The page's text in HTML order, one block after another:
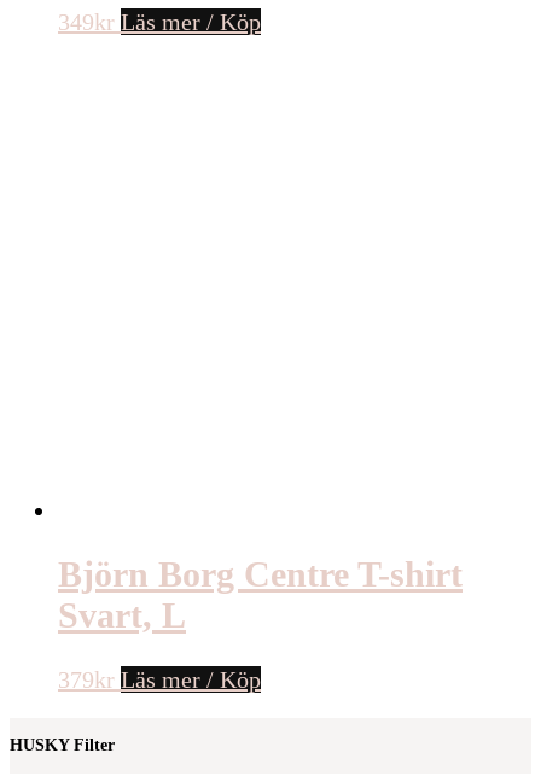
349kr Läs mer / Köp
Björn Borg Centre T-shirt
Svart, L
379kr Läs mer / Köp
HUSKY Filter